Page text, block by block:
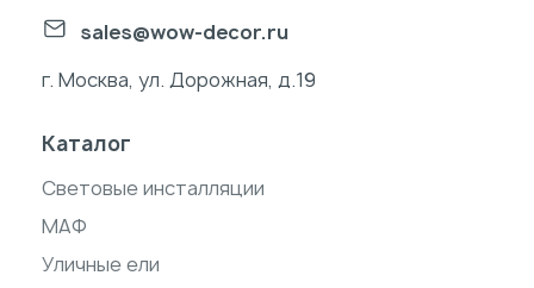
sales@wow-decor.ru
г. Москва, ул. Дорожная, д.19
Каталог
Световые инсталляции
МАФ
Уличные ели